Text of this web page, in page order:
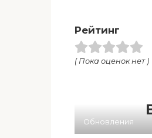
Рейтинг
( Пока оценок нет )
Обновления